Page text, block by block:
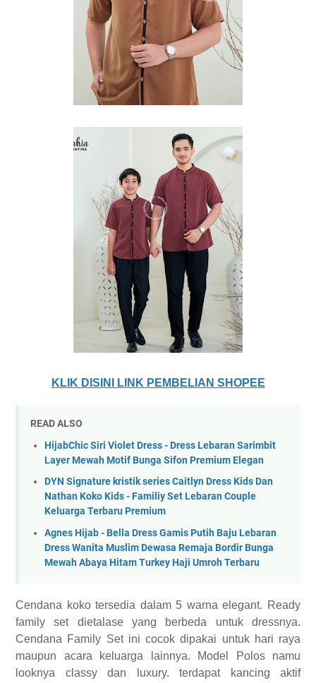
KLIK DISINI LINK PEMBELIAN SHOPEE
READ ALSO
HijabChic Siri Violet Dress - Dress Lebaran Sarimbit
Layer Mewah Motif Bunga Sifon Premium Elegan
DYN Signature kristik series Caitlyn Dress Kids Dan
Nathan Koko Kids - Familiy Set Lebaran Couple
Keluarga Terbaru Premium
Agnes Hijab - Bella Dress Gamis Putih Baju Lebaran
Dress Wanita Muslim Dewasa Remaja Bordir Bunga
Mewah Abaya Hitam Turkey Haji Umroh Terbaru
Cendana koko tersedia dalam 5 warna elegant. Ready
family set dietalase yang berbeda untuk dressnya.
Cendana Family Set ini cocok dipakai untuk hari raya
maupun acara keluarga lainnya. Model Polos namu
looknya classy dan luxury. terdapat kancing aktif